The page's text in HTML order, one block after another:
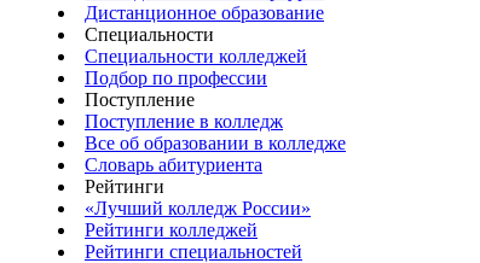
Дистанционное образование
Специальности
Специальности колледжей
Подбор по профессии
Поступление
Поступление в колледж
Все об образовании в колледже
Словарь абитуриента
Рейтинги
«Лучший колледж России»
Рейтинги колледжей
Рейтинги специальностей